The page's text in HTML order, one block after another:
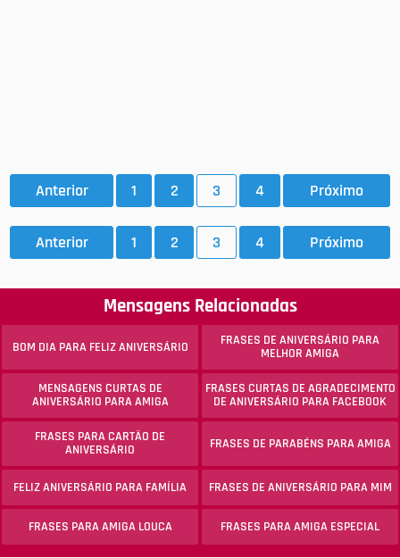
Anterior 1 2 3 4 Próximo
Anterior 1 2 3 4 Próximo
Mensagens Relacionadas
BOM DIA PARA FELIZ ANIVERSÁRIO
FRASES DE ANIVERSÁRIO PARA
MELHOR AMIGA
MENSAGENS CURTAS DE
ANIVERSÁRIO PARA AMIGA
FRASES CURTAS DE AGRADECIMENTO
DE ANIVERSÁRIO PARA FACEBOOK
FRASES PARA CARTÃO DE
ANIVERSÁRIO
FRASES DE PARABÉNS PARA AMIGA
FELIZ ANIVERSÁRIO PARA FAMÍLIA FRASES DE ANIVERSÁRIO PARA MIM
FRASES PARA AMIGA LOUCA FRASES PARA AMIGA ESPECIAL